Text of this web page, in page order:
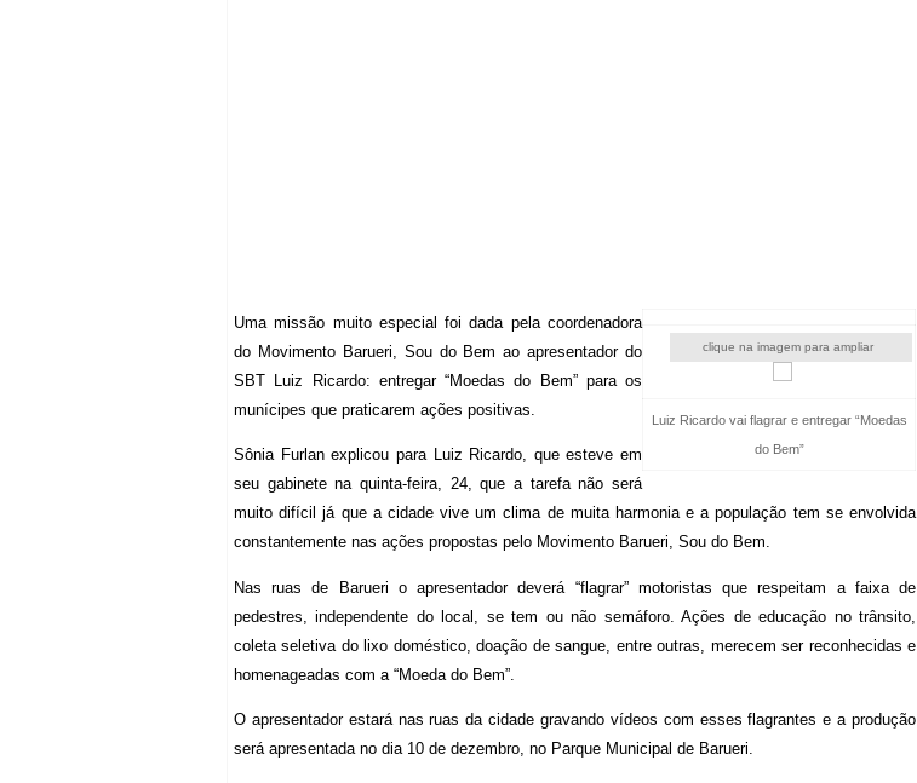
clique na imagem para ampliar
Luiz Ricardo vai flagrar e entregar “Moedas
do Bem”
Uma missão muito especial foi dada pela coordenadora
do Movimento Barueri, Sou do Bem ao apresentador do
SBT Luiz Ricardo: entregar “Moedas do Bem” para os
munícipes que praticarem ações positivas.
Sônia Furlan explicou para Luiz Ricardo, que esteve em
seu gabinete na quinta-feira, 24, que a tarefa não será
muito difícil já que a cidade vive um clima de muita harmonia e a população tem se envolvida
constantemente nas ações propostas pelo Movimento Barueri, Sou do Bem.
Nas ruas de Barueri o apresentador deverá “flagrar” motoristas que respeitam a faixa de
pedestres, independente do local, se tem ou não semáforo. Ações de educação no trânsito,
coleta seletiva do lixo doméstico, doação de sangue, entre outras, merecem ser reconhecidas e
homenageadas com a “Moeda do Bem”.
O apresentador estará nas ruas da cidade gravando vídeos com esses flagrantes e a produção
será apresentada no dia 10 de dezembro, no Parque Municipal de Barueri.